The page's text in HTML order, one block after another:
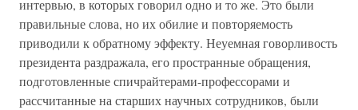
интервью, в которых говорил одно и то же. Это были
правильные слова, но их обилие и повторяемость
приводили к обратному эффекту. Неуемная говорливость
президента раздражала, его пространные обращения,
подготовленные спичрайтерами-профессорами и
рассчитанные на старших научных сотрудников, были